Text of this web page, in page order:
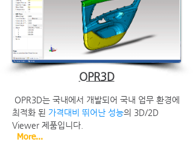
OPR3D
OPR3D는 국내에서 개발되어 국내 업무 환경에
최적화 된 가격대비 뛰어난 성능의 3D/2D
Viewer 제품입니다
More...